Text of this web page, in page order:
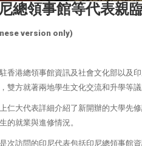
總領事館等代表親
version only)
香港總領事館資訊及社會文化部以及
雙方就著兩地學生文化交流和升學等議
仁大代表詳細介紹了新開辦的大學先
的就業與進修情況。
次訪問的印尼代表包括印尼總領事館